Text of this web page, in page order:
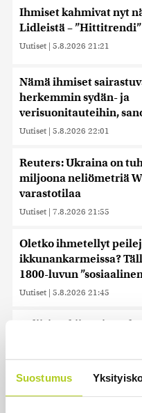
Suostumus
Ihmiset kahmivat nyt
Lidleistä – ”Hittitrendi”
Uutiset | 5.8.2026 21:21
Nämä ihmiset
herkemmin sydän- ja
verisuonitauteihin,
Uutiset | 5.8.2026 22:01
Reuters: Ukraina on
miljoona neliömetriä
varastotilaa
Uutiset | 7.8.2026 21:55
Oletko ihmetellyt
ikkunankarmeissa?
1800-luvun
Uutiset | 5.8.2026 21:45
Poliisi tutkii useita
Uutiset 7.8.2026 10:55